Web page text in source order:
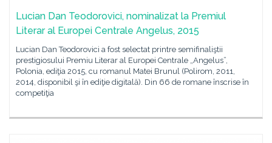
Lucian Dan Teodorovici, nominalizat la Premiul
Literar al Europei Centrale Angelus, 2015
Lucian Dan Teodorovici a fost selectat printre semifinaliştii
prestigiosului Premiu Literar al Europei Centrale „Angelus”,
Polonia, ediţia 2015, cu romanul Matei Brunul (Polirom, 2011,
2014, disponibil şi în ediţie digitală). Din 66 de romane înscrise în
competiţia